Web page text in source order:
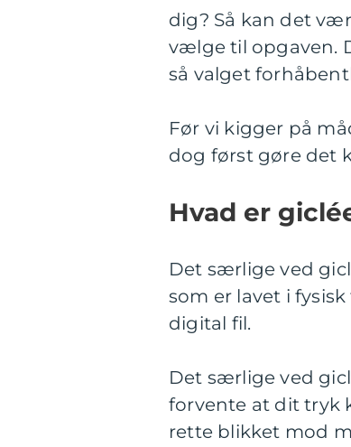
dig? Så kan det
vælge til opgaven.
så valget
Før vi kigger på
dog først gøre det
Hvad er
Det særlige ved
som er lavet i
digital fil.
Det særlige ved
forvente at dit tryk
rette blikket mod